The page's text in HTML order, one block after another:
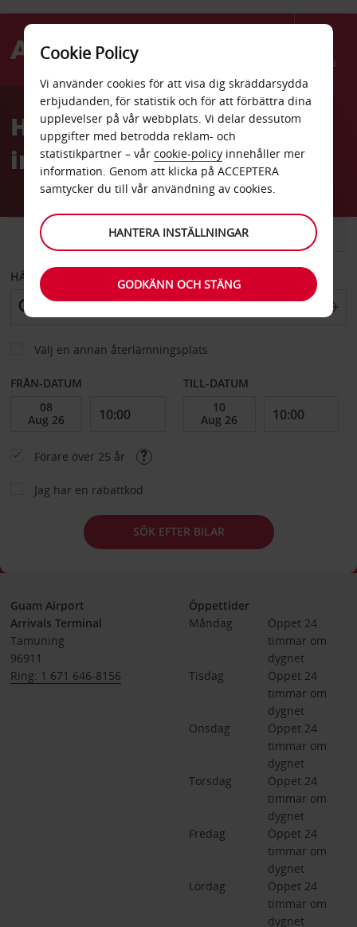
Menu
AvisHyrbil Guams
internationella flygplats
SKÅPBIL
HÄMTA FRÅN
Välj en annan återlämningsplats
FRÅN-DATUM TILL-DATUM
Förare över 25 år
Jag har en rabattkod
SÖK EFTER BILAR
Guam Airport
Arrivals Terminal
Tamuning
96911
Ring: 1 671 646-8156
Öppettider
Måndag
Öppet 24
timmar om
dygnet
Tisdag
Öppet 24
timmar om
dygnet
Onsdag
Öppet 24
timmar om
dygnet
Torsdag
Öppet 24
timmar om
dygnet
Fredag
Öppet 24
timmar om
dygnet
Lördag
Öppet 24
timmar om
dygnet
Cookie Policy
Vi använder cookies för att visa dig skräddarsydda
erbjudanden, för statistik och för att förbättra dina
upplevelser på vår webbplats. Vi delar dessutom
uppgifter med betrodda reklam- och
statistikpartner – vår cookie-policy innehåller mer
information. Genom att klicka på ACCEPTERA
samtycker du till vår användning av cookies.
HANTERA INSTÄLLNINGAR
GODKÄNN OCH STÄNG